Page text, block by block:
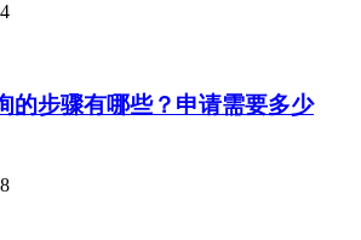
的步骤有哪些？申请需要多少